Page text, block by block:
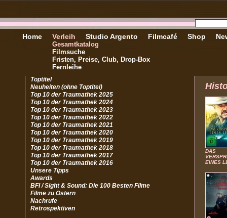
Home Verleih
Gesamtkatalog
Filmsuche
Fristen, Preise, Club, Drop-Box
Fernleihe
Studio Argento Filmcafé Shop
Toptitel
Neuheiten (ohne Toptitel)
Top 10 der Traumathek 2025
Top 10 der Traumathek 2024
Top 10 der Traumathek 2023
Top 10 der Traumathek 2022
Top 10 der Traumathek 2021
Top 10 der Traumathek 2020
Top 10 der Traumathek 2019
Top 10 der Traumathek 2018
Top 10 der Traumathek 2017
Top 10 der Traumathek 2016
Unsere Tipps
Awards
BFI / Sight & Sound: Die 100 Besten Filme
Filme zu Ostern
Nachrufe
Retrospektiven
DAS
EINES